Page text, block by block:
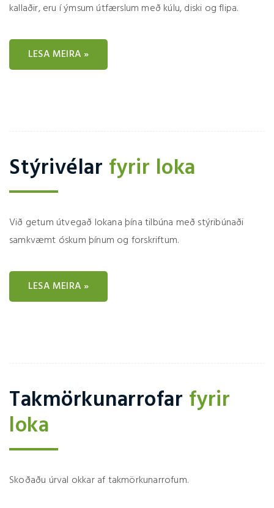
kallaðir, eru í ýmsum útfærslum með kúlu, diski og flipa.
LESA MEIRA »
Stýrivélar fyrir loka
Við getum útvegað lokana þína tilbúna með stýribúnaði
samkvæmt óskum þínum og forskriftum.
LESA MEIRA »
Takmörkunarrofar fyrir
loka
Skoðaðu úrval okkar af takmörkunarrofum.